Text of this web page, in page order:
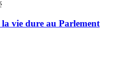
vie dure au Parlement